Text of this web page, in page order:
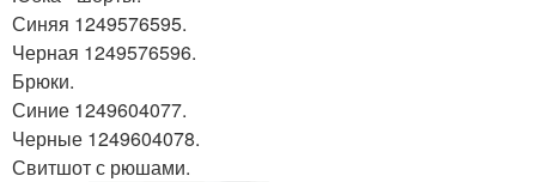
Синяя 1249576595.
Черная 1249576596.
Брюки.
Синие 1249604077.
Черные 1249604078.
Свитшот с рюшами.